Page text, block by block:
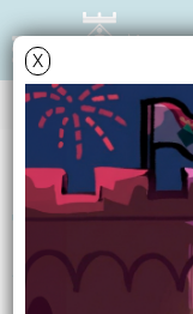
X
NOTÍCIES -
Torna
2026,